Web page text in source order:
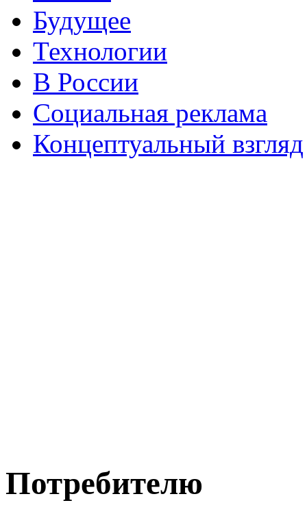
Будущее
Технологии
В России
Социальная реклама
Концептуальный взгляд
Потребителю